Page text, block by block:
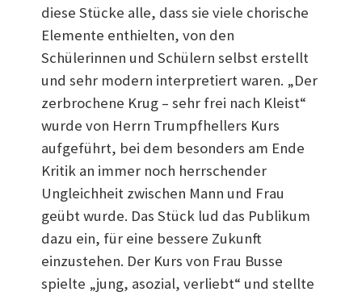
diese Stücke alle, dass sie viele chorische
Elemente enthielten, von den
Schülerinnen und Schülern selbst erstellt
und sehr modern interpretiert waren. „Der
zerbrochene Krug – sehr frei nach Kleist“
wurde von Herrn Trumpfhellers Kurs
aufgeführt, bei dem besonders am Ende
Kritik an immer noch herrschender
Ungleichheit zwischen Mann und Frau
geübt wurde. Das Stück lud das Publikum
dazu ein, für eine bessere Zukunft
einzustehen. Der Kurs von Frau Busse
spielte „jung, asozial, verliebt“ und stellte